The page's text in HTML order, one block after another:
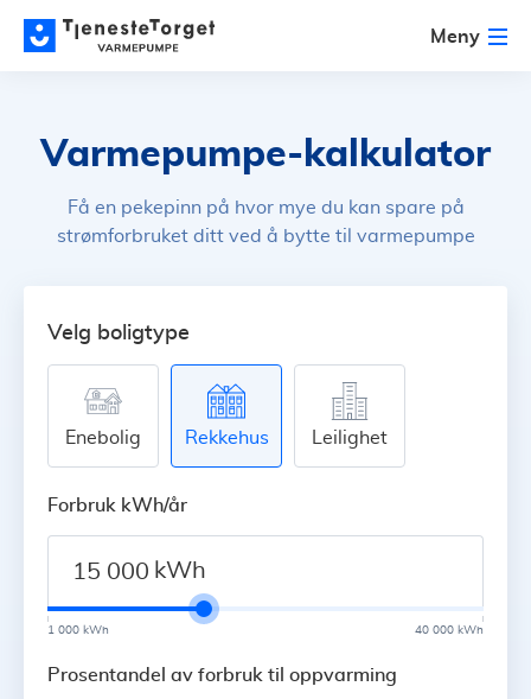
Meny
Varmepumpe-kalkulator
Få en pekepinn på hvor mye du kan spare på
strømforbruket ditt ved å bytte til varmepumpe
Velg boligtype
Enebolig Rekkehus Leilighet
Forbruk kWh/år
kWh
40 000 kWh
1 000 kWh
Prosentandel av forbruk til oppvarming